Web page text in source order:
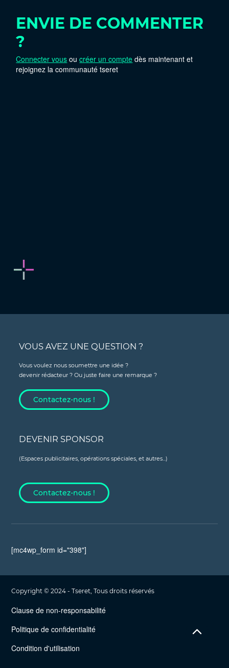
ENVIE DE COMMENTER
?
Connecter vous oucréer un compte dès maintenant et
rejoignez la communauté tseret
VOUS AVEZ UNE QUESTION ?
Vous voulez nous soumettre une idée ?
devenir rédacteur ? Ou juste faire une remarque ?
Contactez-nous !
DEVENIR SPONSOR
(Espaces publicitaires, opérations spéciales, et autres...)
Contactez-nous !
[mc4wp_form id="398"]
Copyright © 2024 - Tseret, Tous droits réservés
Clause de non-responsabilité
Politique de confidentialité
Condition d'utilisation